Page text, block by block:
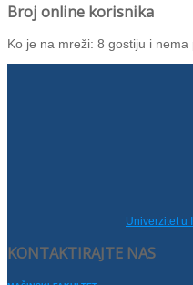
Broj online korisnika
Ko je na mreži: 8 gostiju i
Univerzitet u
KONTAKTIRAJTE NAS